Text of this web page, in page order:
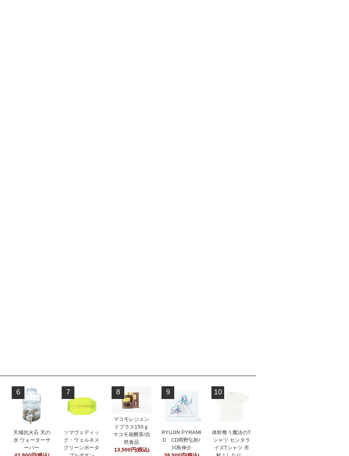
6
天城抗火石 天の
水 ウォーターサ
ーバー
7
ソマヴェディッ
ク・ウェルネス
グリーンポータ
8
マコモレジェン
ドプラス150ｇ
マコモ発酵茶/自
然食品
13,500円(税込)
9
RYUJIN PYRAMI
D CD岡野弘幹/
川島伸介
10
体幹整う魔法のT
シャツ センタラ
イズTシャツ 市